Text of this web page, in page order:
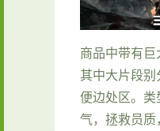
商品中带有巨
其中大片段
便边处区。
气，拯救员